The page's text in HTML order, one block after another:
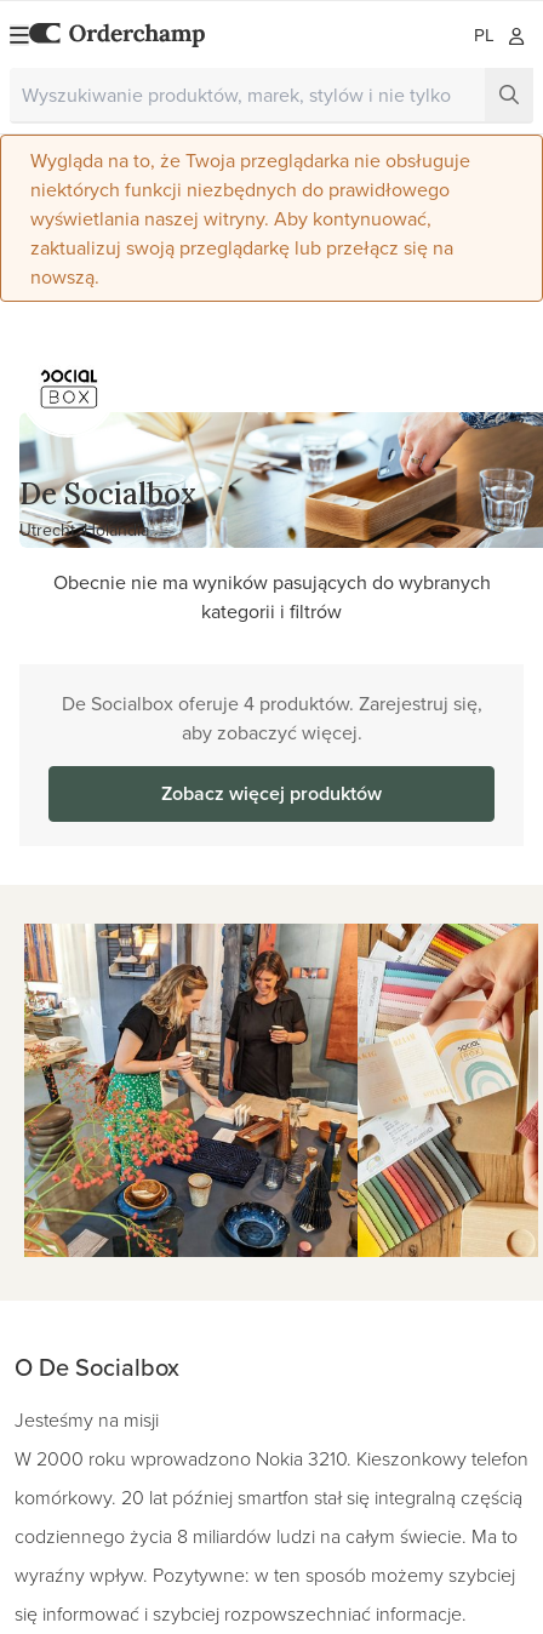
PL
Wygląda na to, że Twoja przeglądarka nie obsługuje
niektórych funkcji niezbędnych do prawidłowego
wyświetlania naszej witryny. Aby kontynuować,
zaktualizuj swoją przeglądarkę lub przełącz się na
nowszą.
De Socialbox
Utrecht, Holandia
Obecnie nie ma wyników pasujących do wybranych
kategorii i filtrów
De Socialbox oferuje 4 produktów. Zarejestruj się,
aby zobaczyć więcej.
Zobacz więcej produktów
O De Socialbox
Jesteśmy na misji
W 2000 roku wprowadzono Nokia 3210. Kieszonkowy telefon
komórkowy. 20 lat później smartfon stał się integralną częścią
codziennego życia 8 miliardów ludzi na całym świecie. Ma to
wyraźny wpływ. Pozytywne: w ten sposób możemy szybciej
się informować i szybciej rozpowszechniać informacje.